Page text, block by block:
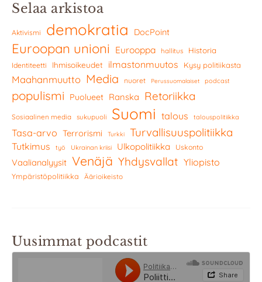
Selaa arkistoa
Aktivismi demokratia DocPoint
Euroopan unioni Eurooppa hallitus Historia
Identiteetti Ihmisoikeudet ilmastonmuutos Kysy politiikasta
Maahanmuutto Media nuoret Perussuomalaiset podcast
populismi Puolueet Ranska Retoriikka
Sosiaalinen media sukupuoli Suomi talous talouspolitiikka
Tasa-arvo Terrorismi Turkki Turvallisuuspolitiikka
Tutkimus työ Ukrainan kriisi Ulkopolitiikka Uskonto
Vaalianalyysit Venäjä Yhdysvallat Yliopisto
Ympäristöpolitiikka Äärioikeisto
Uusimmat podcastit